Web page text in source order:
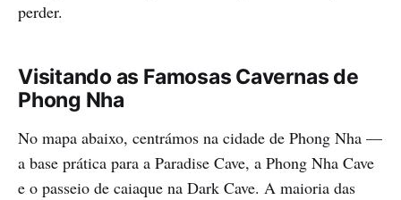
perder.
Visitando as Famosas Cavernas de
Phong Nha
No mapa abaixo, centrámos na cidade de Phong Nha —
a base prática para a Paradise Cave, a Phong Nha Cave
e o passeio de caiaque na Dark Cave. A maioria das